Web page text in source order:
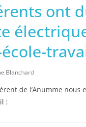
ont
Blanchard
de l’Anumme
: